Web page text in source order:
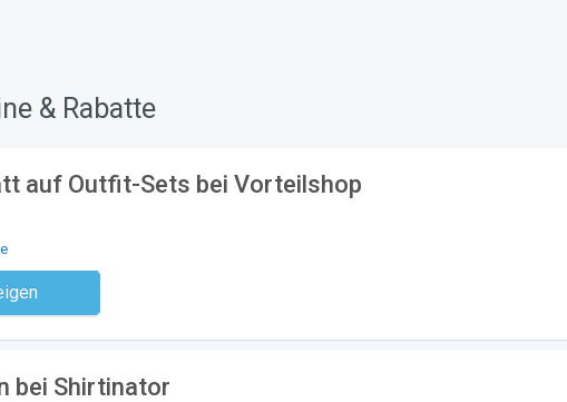
& Rabatte
auf Outfit-Sets bei Vorteilshop
notwendig
bei Shirtinator